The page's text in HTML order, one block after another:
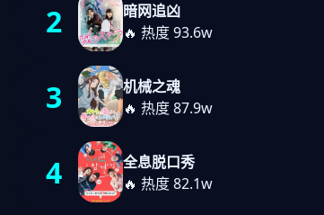
2
暗网追凶
🔥 热度 93.6w
3
机械之魂
🔥 热度 87.9w
4
全息脱口秀
🔥 热度 82.1w